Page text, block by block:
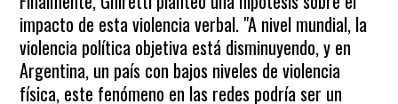
impacto de esta violencia verbal. "A nivel mundial, la
violencia política objetiva está disminuyendo, y en
Argentina, un país con bajos niveles de violencia
física, este fenómeno en las redes podría ser un